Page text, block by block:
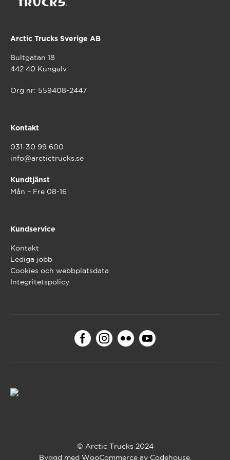
Arctic Trucks Sverige AB
Bultgatan 18
442 40 Kungälv
Org nr: 559408-2447
Kontakt
031-30 99 600
info@arctictrucks.se
Kundtjänst
Mån – Fre 08-16
Kundservice
Kontakt
Lediga jobb
Cookies och webbplatsdata
Integritetspolicy
© Arctic Trucks 2024
Byggd med WooCommerce av Codehouse.